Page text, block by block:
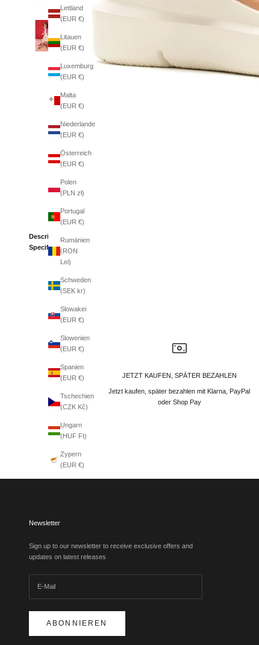
Lettland
(EUR €)
Litauen
(EUR €)
Luxemburg
(EUR €)
Malta
(EUR €)
Niederlande
(EUR €)
Österreich
(EUR €)
Polen
(PLN zł)
Portugal
(EUR €)
Rumänien
(RON
Lei)
Schweden
(SEK kr)
Slowakei
(EUR €)
Slowenien
(EUR €)
Spanien
(EUR €)
Tschechien
(CZK Kč)
Ungarn
(HUF Ft)
Zypern
(EUR €)
Description
Specifications
JETZT KAUFEN, SPÄTER BEZAHLEN
Jetzt kaufen, später bezahlen mit Klarna, PayPal
oder Shop Pay
Newsletter
Sign up to our newsletter to receive exclusive offers and
updates on latest releases
ABONNIEREN